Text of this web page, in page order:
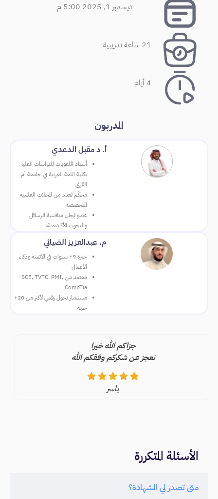
ديسمبر 1, 2025 5:00 م
21 ساعة تدريبية
4 أيام
المدربون
أ. د مقبل الدعدي
أستاذ اللغويات للدراسات العليا
بكلية اللغة العربية في جامعة أم
القرى
محكّم لعدد من المجلات العلمية
المتخصصة
عضو لجان مناقشة الرسائل
والبحوث الأكاديمية.
م. عبدالعزيز الضيائي
خبرة 9+ سنوات في الأتمتة وذكاء
الأعمال
معتمد منSCE, TVTC، PMI,
CompTia
مستشار تحول رقمي لأكثر من 20+
جهة
اشكر المدرب على الشرح الوافر وتمنيت لو ان ضروفي احسن كان
حضرتها كامله وما فاتتني ولا جزئيه ولكن الحمدالله
خالد
الأسئلة المتكررة
متى تصدر لي الشهادة؟